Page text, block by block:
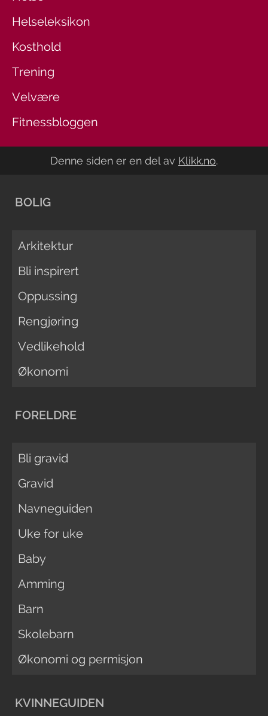
Helseleksikon
Kosthold
Trening
Velvære
Fitnessbloggen
Denne siden er en del av Klikk.no.
BOLIG
Arkitektur
Bli inspirert
Oppussing
Rengjøring
Vedlikehold
Økonomi
FORELDRE
Bli gravid
Gravid
Navneguiden
Uke for uke
Baby
Amming
Barn
Skolebarn
Økonomi og permisjon
KVINNEGUIDEN